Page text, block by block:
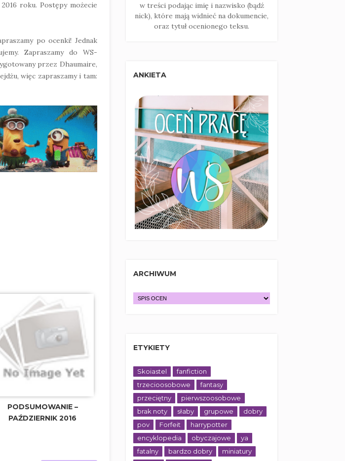
roku. Postępy możecie
po ocenki! Jednak
Zapraszamy do WS-
przez Dhaumaire,
więc zapraszamy i tam:
PODSUMOWANIE –
PAŹDZIERNIK 2016
w treści podając imię i nazwisko (bądź
nick), które mają widnieć na dokumencie,
oraz tytuł ocenionego teksu.
ANKIETA
ARCHIWUM
ETYKIETY
Skoiastel
fanfiction
trzecioosobowe
fantasy
przeciętny
pierwszoosobowe
brak noty
słaby grupowe
dobry
pov
Forfeit
harrypotter
encyklopedia
obyczajowe
ya
fatalny
bardzo dobry
miniatury